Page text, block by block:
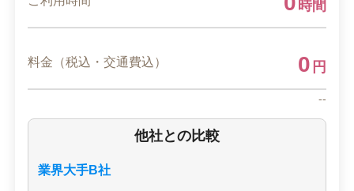
時間
料金（税込・交通費込） 0 円
--
他社との比較
業界大手B社